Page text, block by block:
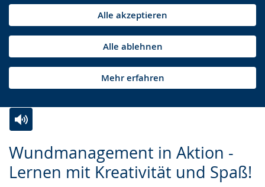
Alle akzeptieren
Alle ablehnen
Mehr erfahren
Wundmanagement in Aktion -
Lernen mit Kreativität und Spaß!
Leichten
Sprache
Audio-
Unterstützung.
Video
in